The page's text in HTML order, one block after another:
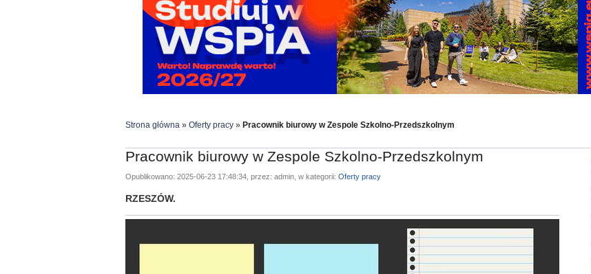
Strona główna » Oferty pracy » Pracownik biurowy w Zespole Szkolno-Przedszkolnym
Pracownik biurowy w Zespole Szkolno-Przedszkolnym
Opublikowano: 2025-06-23 17:48:34, przez: admin, w kategorii: Oferty pracy
RZESZÓW.